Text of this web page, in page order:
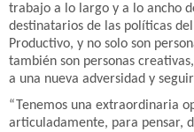
trabajo a lo largo y a lo ancho
destinatarios de las políticas
Productivo, y no solo son
también son personas
a una nueva adversidad y
“Tenemos una extraordinaria
articuladamente, para pensar,